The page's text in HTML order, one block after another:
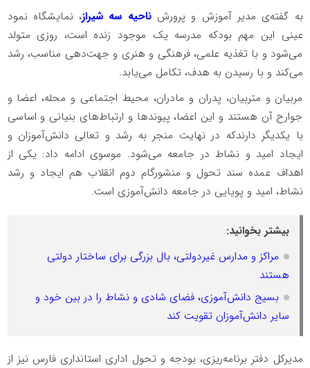
به گفته‌ی مدیر آموزش و پرورش ناحیه سه شیراز، نمایشگاه نمود
عینی این مهم بودکه مدرسه یک موجود زنده است، روزی متولد
می‌شود و با تغذیه علمی، فرهنگی و هنری و جهت‌دهی مناسب، رشد
می‌کند و با رسیدن به هدف، تکامل می‌یابد.
مربیان و متربیان، پدران و مادران، محیط اجتماعی و محله، اعضا و
جوارح آن هستند و این اعضا، پیوندها و ارتباط‌های بنیانی و اساسی
با یکدیگر دارندکه در نهایت منجر به رشد و تعالی دانش‌آموزان و
ایجاد امید و نشاط در جامعه می‌شود. موسوی ادامه داد: یکی از
اهداف عمده سند تحول و منشورگام دوم انقلاب هم ایجاد و رشد
نشاط، امید و پویایی در جامعه دانش‌آموزی است.
بیشتر بخوانید:
مراکز و مدارس غیردولتی، بال بزرگی برای ساختار دولتی
هستند
بسیج دانش‌آموزی، فضای شادی و نشاط را در بین خود و
سایر دانش‌آموزان تقویت کند
مدیرکل دفتر برنامه‌ریزی، بودجه و تحول اداری استانداری فارس نیز از